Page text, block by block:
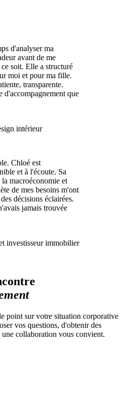
d'analyser ma
avant de me
soit. Elle a structuré
moi et pour ma fille.
transparente.
d'accompagnement que
intérieur
Chloé est
et à l'écoute. Sa
macroéconomie et
de mes besoins m'ont
décisions éclairées.
jamais trouvée
investisseur immobilier
point sur votre situation corporative
vos questions, d'obtenir des
collaboration vous convient.